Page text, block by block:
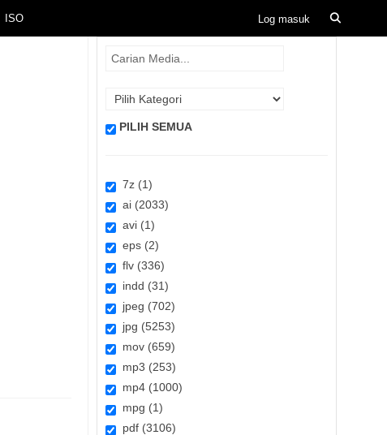
ISO
PILIH SEMUA
7z (1)
ai (2033)
avi (1)
eps (2)
flv (336)
indd (31)
jpeg (702)
jpg (5253)
mov (659)
mp3 (253)
mp4 (1000)
mpg (1)
pdf (3106)